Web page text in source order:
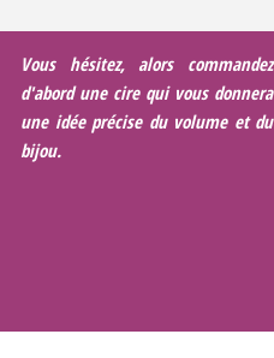
Vous hésitez, alors commandez
d'abord une cire qui vous donnera
une idée précise du volume et du
bijou.